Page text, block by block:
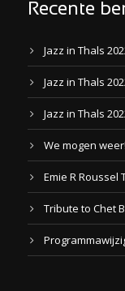
Recente
Jazz in Thals
Jazz in Thals
Jazz in Thals
We mogen weer!
Emie R Roussel
Tribute to Chet